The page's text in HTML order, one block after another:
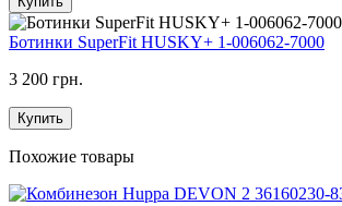
Ботинки SuperFit HUSKY+ 1-006062-7000
3 200 грн.
Купить
Похожие товары